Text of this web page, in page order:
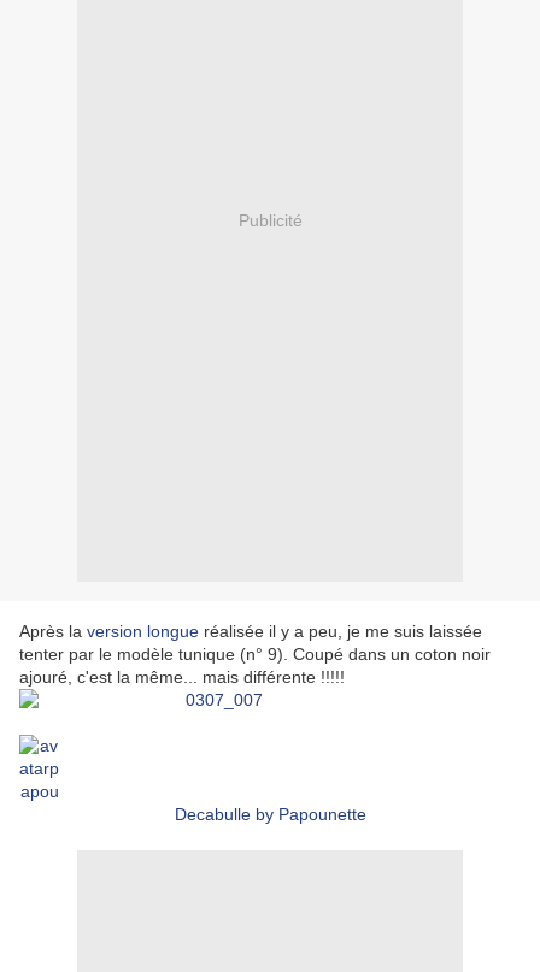
Publicité
Après la version longue réalisée il y a peu, je me suis laissée
tenter par le modèle tunique (n° 9). Coupé dans un coton noir
ajouré, c'est la même... mais différente !!!!!
Decabulle by Papounette